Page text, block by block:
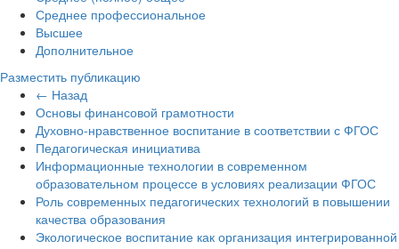
Среднее профессиональное
Высшее
Дополнительное
Разместить публикацию
← Назад
Основы финансовой грамотности
Духовно-нравственное воспитание в соответствии с ФГОС
Педагогическая инициатива
Информационные технологии в современном
образовательном процессе в условиях реализации ФГОС
Роль современных педагогических технологий в повышении
качества образования
Экологическое воспитание как организация интегрированной